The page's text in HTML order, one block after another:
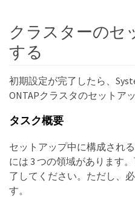
クラスターのセ
する
初期設定が完了したら、
ONTAPクラスタのセットア
タスク概要
セットアップ中に構成され
には 3 つの領域があります
了してください。ただし、
す。